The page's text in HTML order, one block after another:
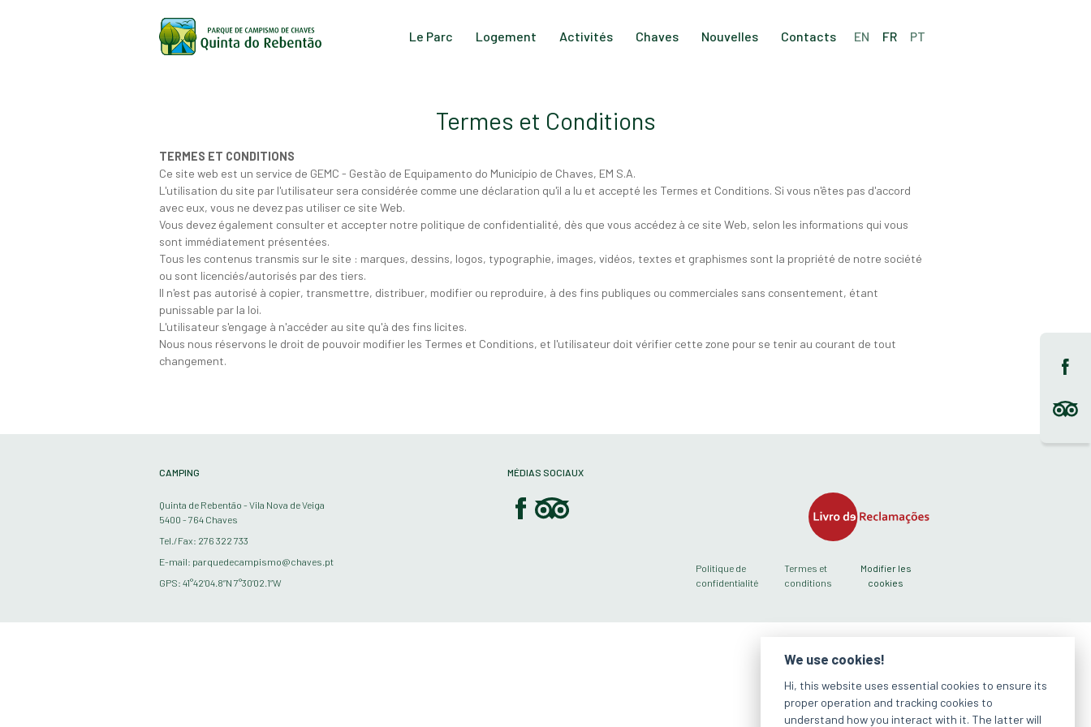
Le Parc Logement Activités Chaves Nouvelles Contacts EN FR PT
Termes et Conditions
TERMES ET CONDITIONS
Ce site web est un service de GEMC - Gestão de Equipamento do Município de Chaves, EM S.A.
L'utilisation du site par l'utilisateur sera considérée comme une déclaration qu'il a lu et accepté les Termes et Conditions. Si vous n'êtes pas d'accord
avec eux, vous ne devez pas utiliser ce site Web.
Vous devez également consulter et accepter notre politique de confidentialité, dès que vous accédez à ce site Web, selon les informations qui vous
sont immédiatement présentées.
Tous les contenus transmis sur le site : marques, dessins, logos, typographie, images, vidéos, textes et graphismes sont la propriété de notre société
ou sont licenciés/autorisés par des tiers.
Il n'est pas autorisé à copier, transmettre, distribuer, modifier ou reproduire, à des fins publiques ou commerciales sans consentement, étant
punissable par la loi.
L'utilisateur s'engage à n'accéder au site qu'à des fins licites.
Nous nous réservons le droit de pouvoir modifier les Termes et Conditions, et l'utilisateur doit vérifier cette zone pour se tenir au courant de tout
changement.
CAMPING
Quinta de Rebentão - Vila Nova de Veiga
5400 - 764 Chaves
Tel./Fax: 276 322 733
E-mail: parquedecampismo@chaves.pt
GPS: 41°42’04.8”N 7°30’02.1”W
MÉDIAS SOCIAUX
Politique de
confidentialité
Termes et
conditions
Modifier les
cookies
We use cookies!
Hi, this website uses essential cookies to ensure its
proper operation and tracking cookies to
understand how you interact with it. The latter will